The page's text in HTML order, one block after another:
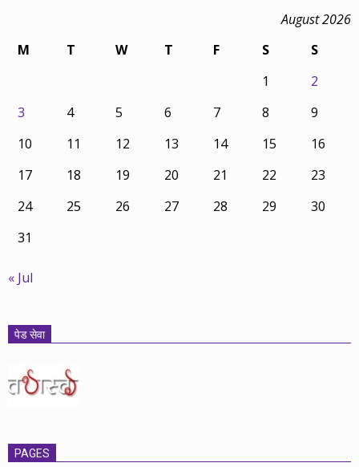
August 2026
M
T W T F S
S
1
2
3
4 5 6 7 8
9
10
11 12 13 14 15
16
17
18 19 20 21 22
23
24
25 26 27 28 29
30
31
« Jul
पेड सेवा
PAGES